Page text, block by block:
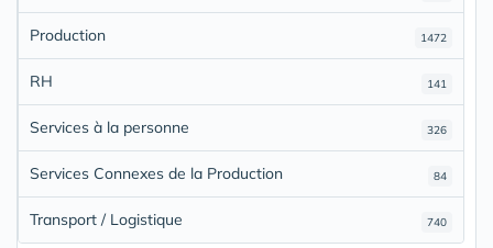
1472
Production
141
RH
326
Services à la personne
84
Services Connexes de la Production
740
Transport / Logistique